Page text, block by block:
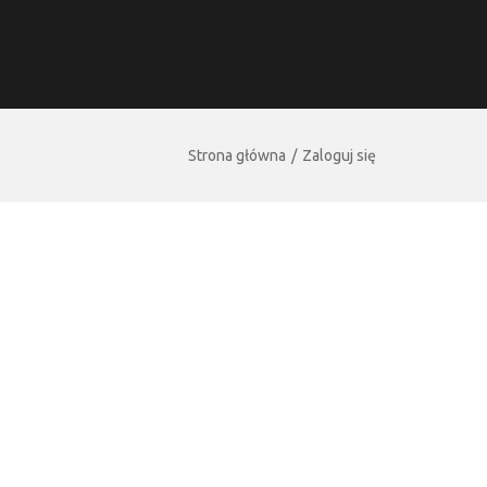
Strona główna Zaloguj się